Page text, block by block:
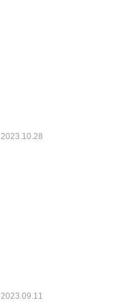
2023.10.28
2023.09.11